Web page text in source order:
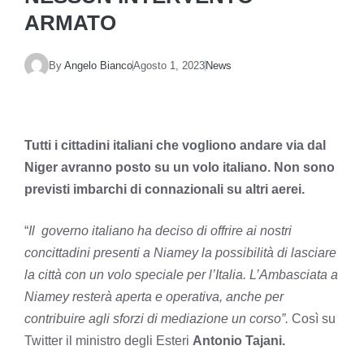
ARMATO
By Angelo BiancoAgosto 1, 2023News
Tutti i cittadini italiani che vogliono andare via dal
Niger avranno posto su un volo italiano. Non sono
previsti imbarchi di connazionali su altri aerei.
“Il governo italiano ha deciso di offrire ai nostri
concittadini presenti a Niamey la possibilità di lasciare
la città con un volo speciale per l’Italia. L’Ambasciata a
Niamey resterà aperta e operativa, anche per
contribuire agli sforzi di mediazione un corso”. Così su
Twitter il ministro degli Esteri Antonio Tajani.